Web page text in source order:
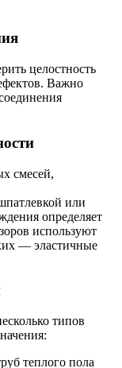
целостность
Важно
смесей,
или
определяет
используют
— эластичные
типов